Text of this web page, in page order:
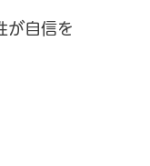
が自信を